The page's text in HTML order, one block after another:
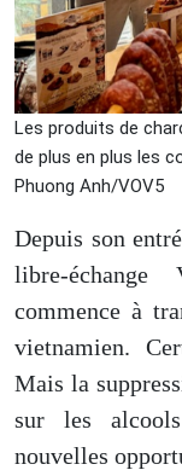
Les produits de
de plus en plus les
Phuong Anh/VOV5
Depuis son
libre-
commence à
vietnamien.
Mais la
sur les alcools
nouvelles